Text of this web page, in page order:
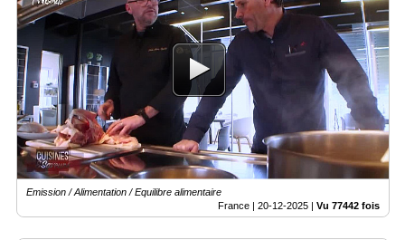
Emission / Alimentation / Equilibre alimentaire
France | 20-12-2025 | Vu 77442 fois